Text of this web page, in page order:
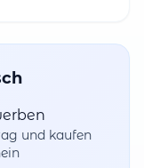
und kaufen